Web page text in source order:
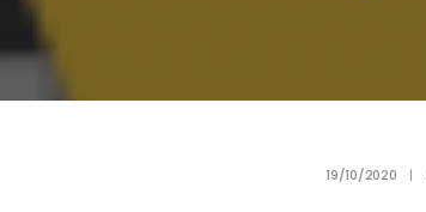
19/10/2020 |